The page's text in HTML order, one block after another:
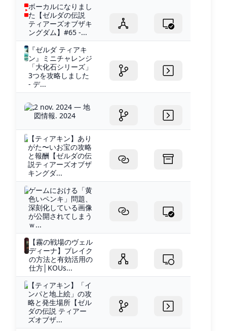
ボーカルになりまし
た【ゼルダの伝説
ティアーズオブザキ
ングダム】#65 -...
『ゼルダ ティアキ
ン』ミニチャレンジ
「大化石シリーズ」
3つを攻略しました
- デ...
2 nov. 2024 — 地
図情報. 2024
【ティアキン】あり
がた〜いお宝の攻略
と報酬【ゼルダの伝
説ティアーズオブザ
キングダ...
ゲームにおける「黄
色いペンキ」問題、
深刻化している画像
が公開されてしまう
ｗ...
【霧の戦場のヴェル
ディーナ】ブレイク
の方法と有効活用の
仕方│KOUs...
【ティアキン】「イ
ンパと地上絵」の攻
略と発生場所【ゼル
ダの伝説 ティアー
ズオブザ...